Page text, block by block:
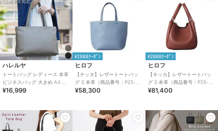
ハレルヤ
トートバッグ レディース 本革
ビジネスバッグ 大きめ A4 大
容量 軽量 おしゃれ
¥16,999
¥2888ｸｰﾎﾟﾝ
ヒロフ
【チッタ】レザートートバッ
グ S 本革（商品番号：P25‐
35550）
¥58,300
¥2888ｸｰﾎﾟﾝ
ヒロフ
【キッカ】レザートートバッ
グ S 本革（商品番号：P25-
35662）
¥81,400